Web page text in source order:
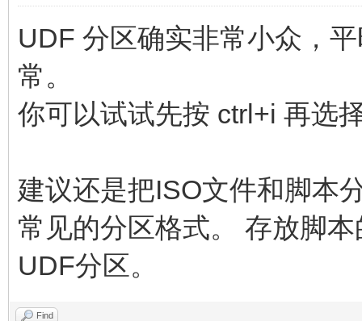
UDF 分区确实非常小众，
常。
你可以试试先按 ctrl+i 再选
建议还是把ISO文件和脚本
常见的分区格式。 存放脚
UDF分区。
Find